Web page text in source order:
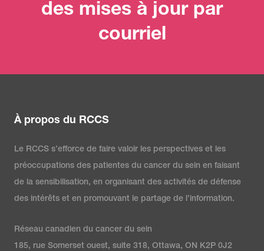
des mises à jour par
courriel
À propos du RCCS
Le RCCS s’efforce de faire valoir les perspectives et les
préoccupations des patientes du cancer du sein en faisant
de la sensibilisation, en organisant des activités de défense
des intérêts et en promouvant le partage de l’information.
Réseau canadien du cancer du sein
185, rue Somerset ouest, suite 318, Ottawa, ON K2P 0J2